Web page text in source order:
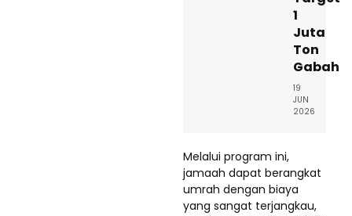
1
Juta
Ton
Gabah
19
JUN
2026
Melalui program ini,
jamaah dapat berangkat
umrah dengan biaya
yang sangat terjangkau,